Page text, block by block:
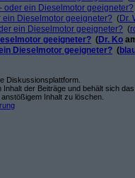
oder ein Dieselmotor geeigneter?
ein Dieselmotor geeigneter? (Dr.
ein Dieselmotor geeigneter? (
geeigneter? (Dr. Ko
Dieselmotor geeigneter? (
Diskussionsplattform.
der Beiträge und behält sich das
Inhalt zu löschen.